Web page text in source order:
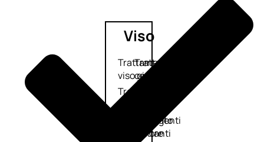
Viso
Trattamento
viso giorno
Trattamento
viso notte
Trattamento
viso 24 ore
Trattamento
occhi
Trattamento
Detergenti
trattanti